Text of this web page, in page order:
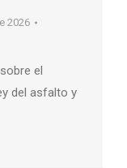
2026
el
del asfalto y